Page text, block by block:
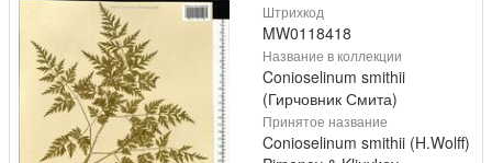
Штрихкод
MW0118418
Название в коллекции
Conioselinum smithii
(Гирчовник Смита)
Принятое название
Conioselinum smithii (H.Wolff)